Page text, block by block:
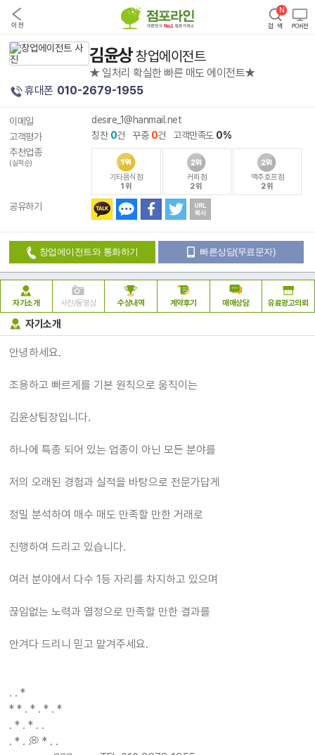
김윤상창업에이전트
★ 일처리 확실한 빠른 매도 에이전트★
휴대폰 010-2679-1955
이메일
desire_1@hanmail.net
고객평가
칭찬 0건 꾸중 0건 고객만족도 0%
추천업종
(실적순)
기타음식점
1위
커피점
2위
맥주호프점
2위
공유하기
창업에이전트와 통화하기 빠른상담(무료문자)
자기소개 사진/동영상 수상내역 계약후기 매매상담 유료광고의뢰
자기소개
안녕하세요.
조용하고 빠르게를 기본 원칙으로 움직이는
김윤상팀장입니다.
하나에 특종 되어 있는 업종이 아닌 모든 분야를
저의 오래된 경험과 실적을 바탕으로 전문가답게
정밀 분석하여 매수 매도 만족할 만한 거래로
진행하여 드리고 있습니다.
여러 분야에서 다수 1등 자리를 차지하고 있으며
끊임없는 노력과 열정으로 만족할 만한 결과를
안겨다 드리니 믿고 맡겨주세요.
. . *
* * . * . * . *
. * . * . .
. * . 💭 * . .